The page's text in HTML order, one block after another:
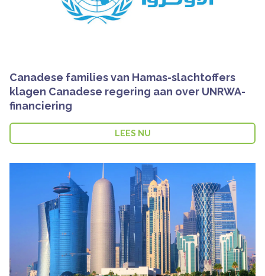
Canadese families van Hamas-slachtoffers
klagen Canadese regering aan over UNRWA-
financiering
LEES NU